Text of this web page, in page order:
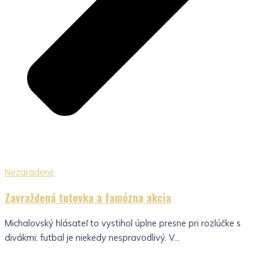
Nezaradené
Zavraždená tutovka a famózna akcia
Michalovský hlásateľ to vystihol úplne presne pri rozlúčke s
divákmi: futbal je niekedy nespravodlivý. V...